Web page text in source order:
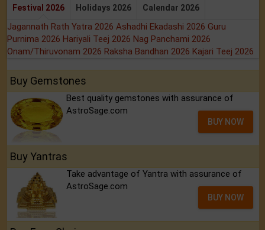
Festival 2026 Holidays 2026 Calendar 2026
Jagannath Rath Yatra 2026 Ashadhi Ekadashi 2026 Guru
Purnima 2026 Hariyali Teej 2026 Nag Panchami 2026
Onam/Thiruvonam 2026 Raksha Bandhan 2026 Kajari Teej 2026
Buy Gemstones
Best quality gemstones with assurance of
AstroSage.com
BUY NOW
Buy Yantras
Take advantage of Yantra with assurance of
AstroSage.com
BUY NOW